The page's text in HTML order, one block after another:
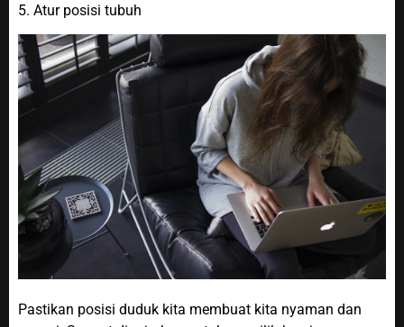
5. Atur posisi tubuh
Pastikan posisi duduk kita membuat kita nyaman dan